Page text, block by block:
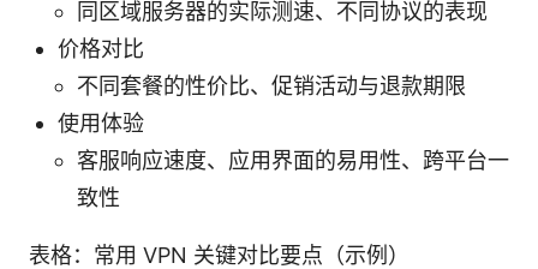
同区域服务器的实际测速、不同协议的表现
价格对比
不同套餐的性价比、促销活动与退款期限
使用体验
客服响应速度、应用界面的易用性、跨平台一
致性
表格：常用 VPN 关键对比要点（示例）